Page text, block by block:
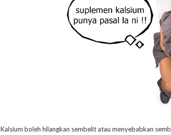
Kalsium boleh hilangkan sembelit atau menyebabkan